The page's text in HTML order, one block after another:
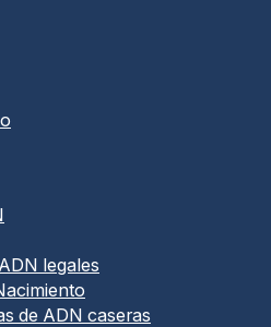
legales
de ADN caseras